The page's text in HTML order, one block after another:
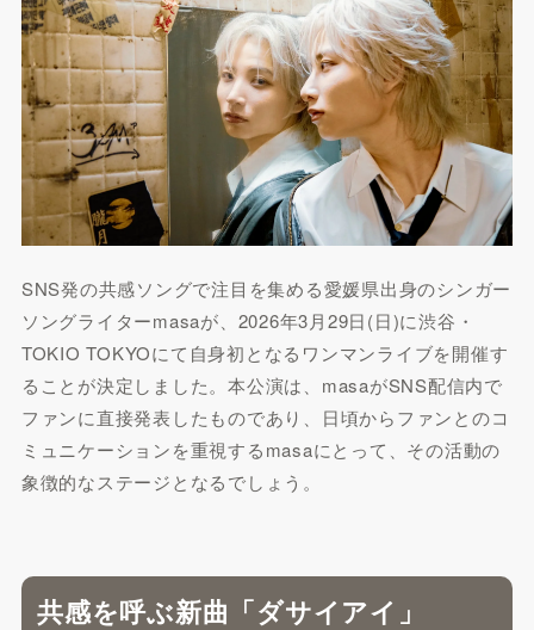
SNS発の共感ソングで注目を集める愛媛県出身のシンガー
ソングライターmasaが、2026年3月29日(日)に渋谷・
TOKIO TOKYOにて自身初となるワンマンライブを開催す
ることが決定しました。本公演は、masaがSNS配信内で
ファンに直接発表したものであり、日頃からファンとのコ
ミュニケーションを重視するmasaにとって、その活動の
象徴的なステージとなるでしょう。
共感を呼ぶ新曲「ダサイアイ」